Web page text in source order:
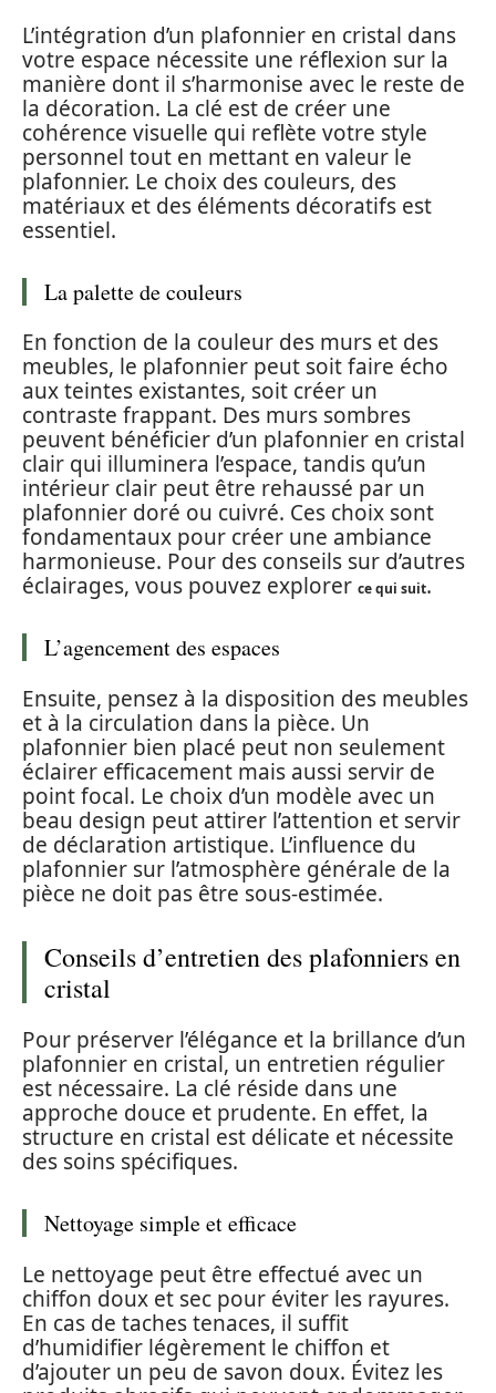
L’intégration d’un plafonnier en cristal dans
votre espace nécessite une réflexion sur la
manière dont il s’harmonise avec le reste de
la décoration. La clé est de créer une
cohérence visuelle qui reflète votre style
personnel tout en mettant en valeur le
plafonnier. Le choix des couleurs, des
matériaux et des éléments décoratifs est
essentiel.
La palette de couleurs
En fonction de la couleur des murs et des
meubles, le plafonnier peut soit faire écho
aux teintes existantes, soit créer un
contraste frappant. Des murs sombres
peuvent bénéficier d’un plafonnier en cristal
clair qui illuminera l’espace, tandis qu’un
intérieur clair peut être rehaussé par un
plafonnier doré ou cuivré. Ces choix sont
fondamentaux pour créer une ambiance
harmonieuse. Pour des conseils sur d’autres
éclairages, vous pouvez explorer ce qui suit.
L’agencement des espaces
Ensuite, pensez à la disposition des meubles
et à la circulation dans la pièce. Un
plafonnier bien placé peut non seulement
éclairer efficacement mais aussi servir de
point focal. Le choix d’un modèle avec un
beau design peut attirer l’attention et servir
de déclaration artistique. L’influence du
plafonnier sur l’atmosphère générale de la
pièce ne doit pas être sous-estimée.
Conseils d’entretien des plafonniers en
cristal
Pour préserver l’élégance et la brillance d’un
plafonnier en cristal, un entretien régulier
est nécessaire. La clé réside dans une
approche douce et prudente. En effet, la
structure en cristal est délicate et nécessite
des soins spécifiques.
Nettoyage simple et efficace
Le nettoyage peut être effectué avec un
chiffon doux et sec pour éviter les rayures.
En cas de taches tenaces, il suffit
d’humidifier légèrement le chiffon et
d’ajouter un peu de savon doux. Évitez les